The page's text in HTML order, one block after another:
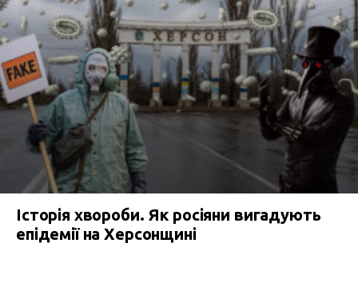
Історія хвороби. Як росіяни вигадують
епідемії на Херсонщині